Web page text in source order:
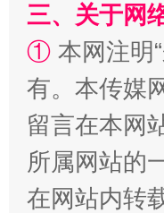
阿坝州三大球
三、关于网
① 本网注明
有。本传媒
留言在本网
所属网站的
在网站内转